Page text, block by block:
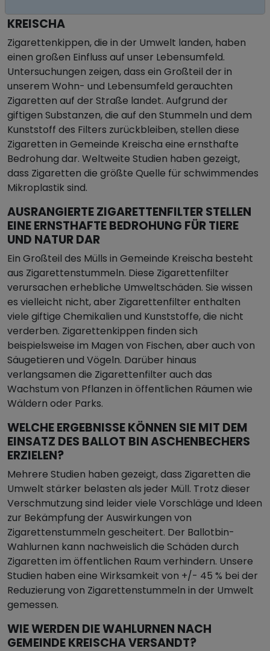
KREISCHA
Zigarettenkippen, die in der Umwelt landen, haben
einen großen Einfluss auf unser Lebensumfeld.
Untersuchungen zeigen, dass ein Großteil der in
unserem Wohn- und Lebensumfeld gerauchten
Zigaretten auf der Straße landet. Aufgrund der
giftigen Substanzen, die auf den Stummeln und dem
Kunststoff des Filters zurückbleiben, stellen diese
Zigaretten in Gemeinde Kreischa eine ernsthafte
Bedrohung dar. Weltweite Studien haben gezeigt,
dass Zigaretten die größte Quelle für schwimmendes
Mikroplastik sind.
AUSRANGIERTE ZIGARETTENFILTER STELLEN
EINE ERNSTHAFTE BEDROHUNG FÜR TIERE
UND NATUR DAR
Ein Großteil des Mülls in Gemeinde Kreischa besteht
aus Zigarettenstummeln. Diese Zigarettenfilter
verursachen erhebliche Umweltschäden. Sie wissen
es vielleicht nicht, aber Zigarettenfilter enthalten
viele giftige Chemikalien und Kunststoffe, die nicht
verderben. Zigarettenkippen finden sich
beispielsweise im Magen von Fischen, aber auch von
Säugetieren und Vögeln. Darüber hinaus
verlangsamen die Zigarettenfilter auch das
Wachstum von Pflanzen in öffentlichen Räumen wie
Wäldern oder Parks.
WELCHE ERGEBNISSE KÖNNEN SIE MIT DEM
EINSATZ DES BALLOT BIN ASCHENBECHERS
ERZIELEN?
Mehrere Studien haben gezeigt, dass Zigaretten die
Umwelt stärker belasten als jeder Müll. Trotz dieser
Verschmutzung sind leider viele Vorschläge und Ideen
zur Bekämpfung der Auswirkungen von
Zigarettenstummeln gescheitert. Der Ballotbin-
Wahlurnen kann nachweislich die Schäden durch
Zigaretten im öffentlichen Raum verhindern. Unsere
Studien haben eine Wirksamkeit von +/- 45 % bei der
Reduzierung von Zigarettenstummeln in der Umwelt
gemessen.
WIE WERDEN DIE WAHLURNEN NACH
GEMEINDE KREISCHA VERSANDT?